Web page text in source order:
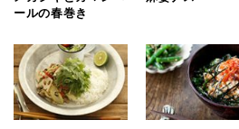
ールの春巻き